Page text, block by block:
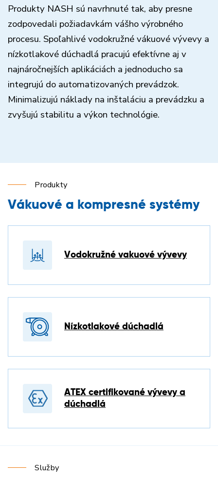
Produkty NASH sú navrhnuté tak, aby presne
zodpovedali požiadavkám vášho výrobného
procesu. Spoľahlivé vodokružné vákuové vývevy a
nízkotlakové dúchadlá pracujú efektívne aj v
najnáročnejších aplikáciách a jednoducho sa
integrujú do automatizovaných prevádzok.
Minimalizujú náklady na inštaláciu a prevádzku a
zvyšujú stabilitu a výkon technológie.
Produkty
Vákuové a kompresné systémy
Vodokružné vakuové vývevy
Nízkotlakové dúchadlá
ATEX certifikované vývevy a
dúchadlá
Služby